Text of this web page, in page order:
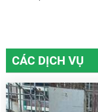
CÁC DỊCH VỤ